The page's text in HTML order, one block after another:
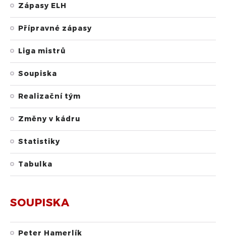
Zápasy ELH
Přípravné zápasy
Liga mistrů
Soupiska
Realizační tým
Změny v kádru
Statistiky
Tabulka
SOUPISKA
Peter Hamerlík